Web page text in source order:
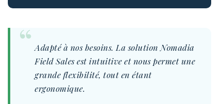
Adapté à nos besoins. La solution Nomadia
Field Sales est intuitive et nous permet une
grande flexibilité, tout en étant
ergonomique.